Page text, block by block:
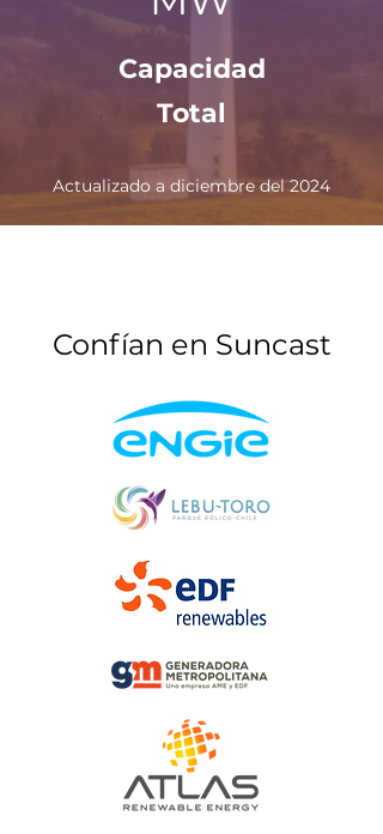
Capacidad
Total
Actualizado a diciembre del 2024
Confían en Suncast